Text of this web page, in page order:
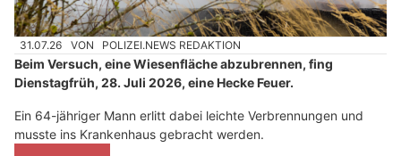
31.07.26 VON POLIZEI.NEWS REDAKTION
Beim Versuch, eine Wiesenfläche abzubrennen, fing
Dienstagfrüh, 28. Juli 2026, eine Hecke Feuer.
Ein 64-jähriger Mann erlitt dabei leichte Verbrennungen und
musste ins Krankenhaus gebracht werden.